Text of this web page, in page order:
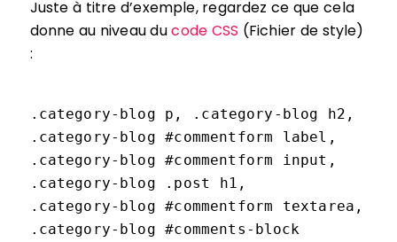
Juste à titre d’exemple, regardez ce que cela
donne au niveau ducode CSS (Fichier de style)
:
.category-blog p, .category-blog h2,
.category-blog #commentform label,
.category-blog #commentform input,
.category-blog .post h1,
.category-blog #commentform textarea,
.category-blog #comments-block